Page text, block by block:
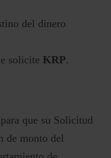
del dinero
solicite KRP.
para que su Solicitud
de monto del